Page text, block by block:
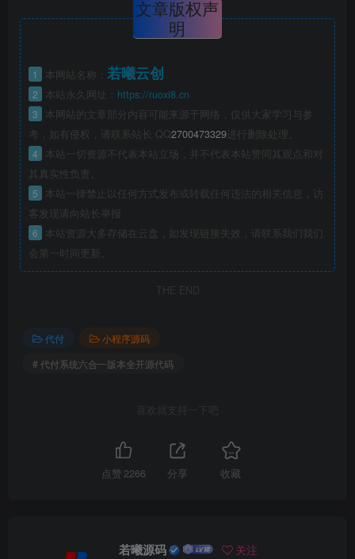
文章版权声
明
1 本网站名称： 若曦云创
2 本站永久网址： https://ruoxi8.cn
3
本网站的文章部分内容可能来源于网络，仅供大家学习与参
考，如有侵权，请联系站长 QQ2700473329进行删除处理。
4
本站一切资源不代表本站立场，并不代表本站赞同其观点和对
其真实性负责。
5
本站一律禁止以任何方式发布或转载任何违法的相关信息，访
客发现请向站长举报
6
本站资源大多存储在云盘，如发现链接失效，请联系我们我们
会第一时间更新。
THE END
代付
小程序源码
# 代付系统六合一版本全开源代码
喜欢就支持一下吧
点赞2266 分享 收藏
若曦源码 关注